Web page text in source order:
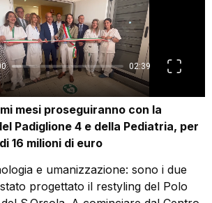
mesi proseguiranno con la
Padiglione 4 e della Pediatria, per
16 milioni di euro
e umanizzazione: sono i due
progettato il restyling del Polo